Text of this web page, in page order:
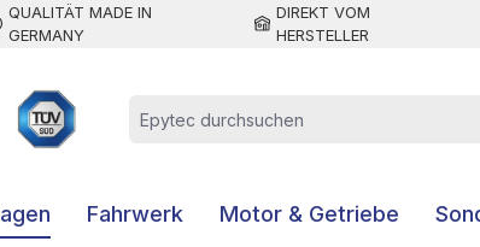
QUALITÄT MADE IN
GERMANY
DIREKT VOM
HERSTELLER
Fahrwerk Motor & Getriebe